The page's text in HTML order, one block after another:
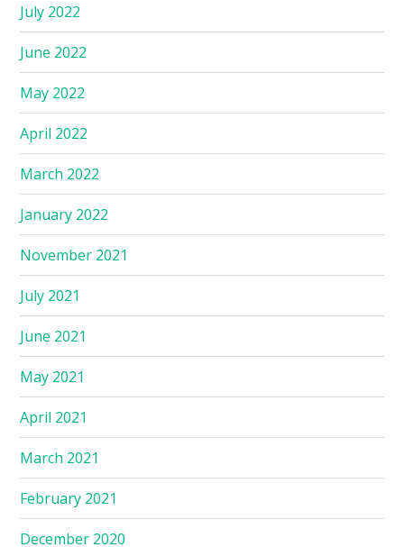
July 2022
June 2022
May 2022
April 2022
March 2022
January 2022
November 2021
July 2021
June 2021
May 2021
April 2021
March 2021
February 2021
December 2020